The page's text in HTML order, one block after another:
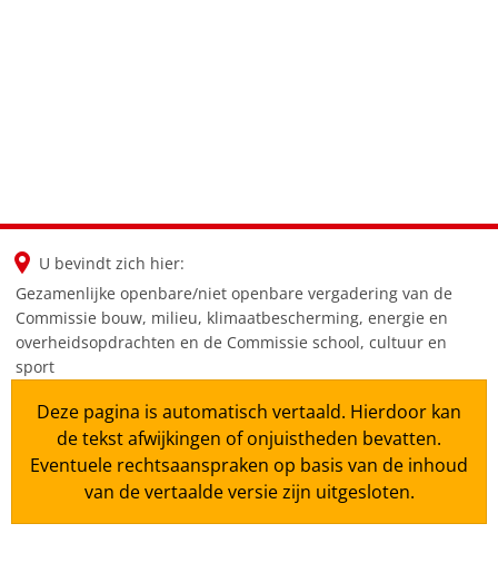
U bevindt zich hier:
Gezamenlijke openbare/niet openbare vergadering van de
Commissie bouw, milieu, klimaatbescherming, energie en
overheidsopdrachten en de Commissie school, cultuur en
sport
Deze pagina is automatisch vertaald. Hierdoor kan
de tekst afwijkingen of onjuistheden bevatten.
Eventuele rechtsaanspraken op basis van de inhoud
van de vertaalde versie zijn uitgesloten.